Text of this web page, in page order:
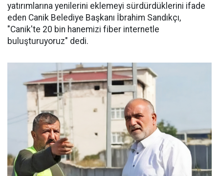
yatırımlarına yenilerini eklemeyi sürdürdüklerini ifade
eden Canik Belediye Başkanı İbrahim Sandıkçı,
"Canik'te 20 bin hanemizi fiber internetle
buluşturuyoruz" dedi.